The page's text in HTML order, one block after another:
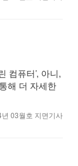
컴퓨터’, 아니,
해 더 자세한
03월호 지면기사